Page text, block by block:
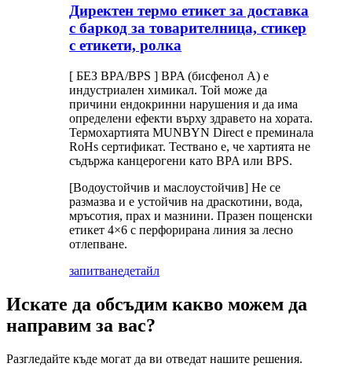
Директен термо етикет за доставка
с баркод за товарителница, стикер
с етикети, ролка
[ БЕЗ BPA/BPS ] BPA (бисфенол А) е
индустриален химикал. Той може да
причини ендокринни нарушения и да има
определени ефекти върху здравето на хората.
Термохартията MUNBYN Direct е преминала
RoHs сертификат. Тествано е, че хартията не
съдържа канцерогени като BPA или BPS.
[Водоустойчив и маслоустойчив] Не се
размазва и е устойчив на драскотини, вода,
мръсотия, прах и мазнини. Празен пощенски
етикет 4×6 с перфорирана линия за лесно
отлепване.
запитванедетайл
Искате да обсъдим какво можем да
направим за вас?
Разгледайте къде могат да ви отведат нашите решения.